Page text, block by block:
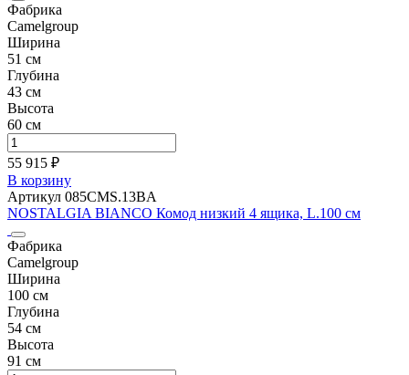
Фабрика
Camelgroup
Ширина
51 см
Глубина
43 см
Высота
60 см
55 915 ₽
В корзину
Артикул 085CMS.13BA
NOSTALGIA BIANCO Комод низкий 4 ящика, L.100 см
Фабрика
Camelgroup
Ширина
100 см
Глубина
54 см
Высота
91 см